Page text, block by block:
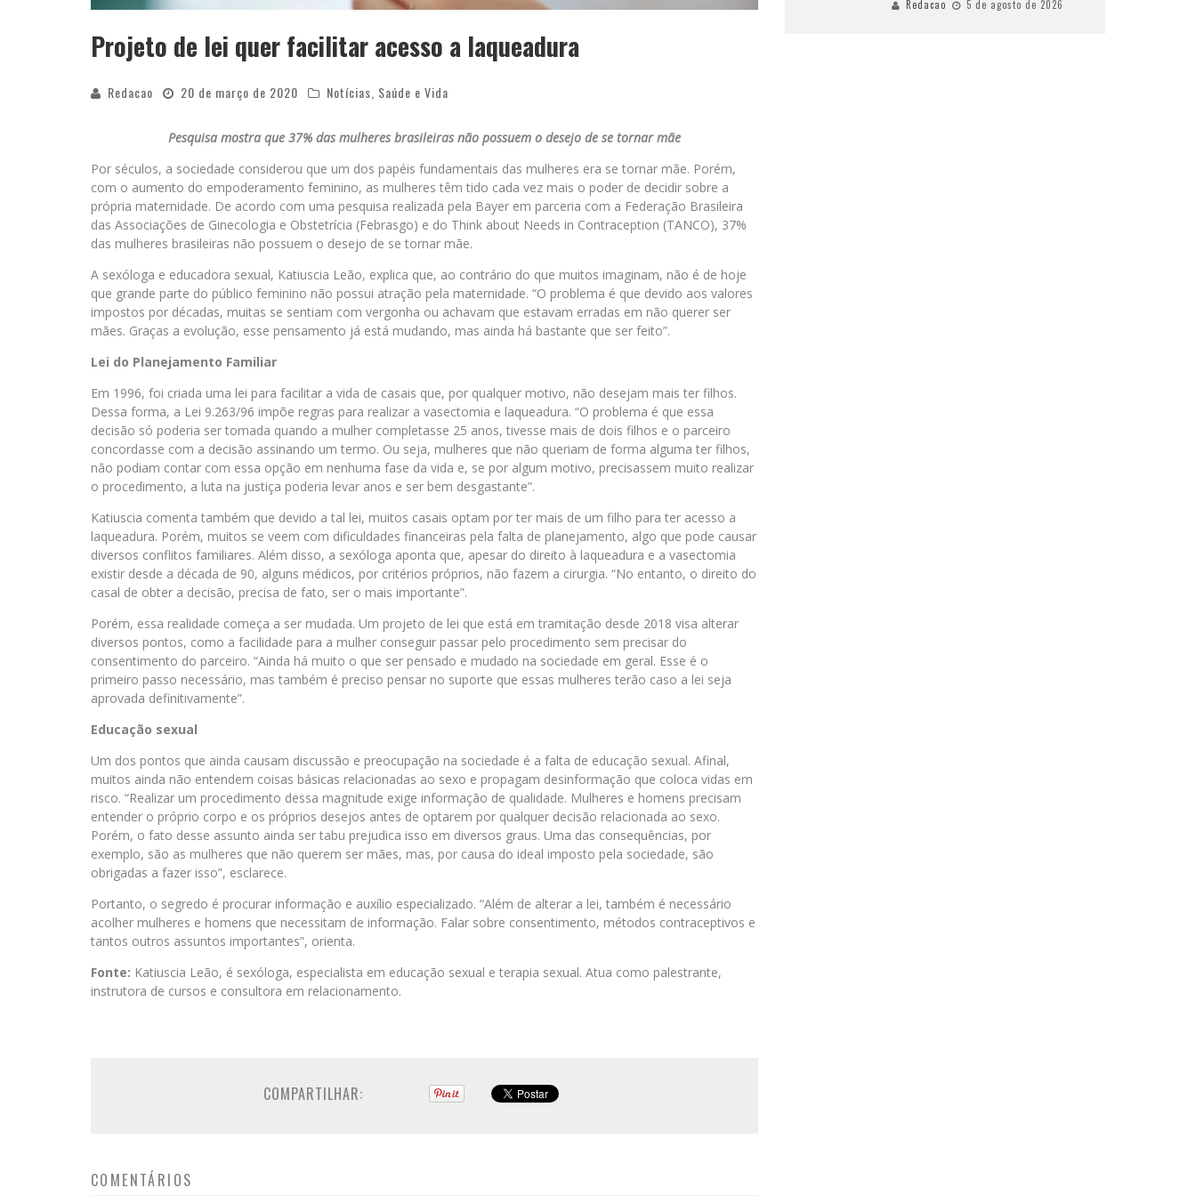
Projeto de lei quer facilitar acesso a laqueadura
Redacao 20 de março de 2020 Notícias Saúde e Vida
Pesquisa mostra que 37% das mulheres brasileiras não possuem o desejo de se tornar mãe
Por séculos, a sociedade considerou que um dos papéis fundamentais das mulheres era se tornar mãe. Porém,
com o aumento do empoderamento feminino, as mulheres têm tido cada vez mais o poder de decidir sobre a
própria maternidade. De acordo com uma pesquisa realizada pela Bayer em parceria com a Federação Brasileira
das Associações de Ginecologia e Obstetrícia (Febrasgo) e do Think about Needs in Contraception (TANCO), 37%
das mulheres brasileiras não possuem o desejo de se tornar mãe.
A sexóloga e educadora sexual, Katiuscia Leão, explica que, ao contrário do que muitos imaginam, não é de hoje
que grande parte do público feminino não possui atração pela maternidade. “O problema é que devido aos valores
impostos por décadas, muitas se sentiam com vergonha ou achavam que estavam erradas em não querer ser
mães. Graças a evolução, esse pensamento já está mudando, mas ainda há bastante que ser feito”.
Lei do Planejamento Familiar
Em 1996, foi criada uma lei para facilitar a vida de casais que, por qualquer motivo, não desejam mais ter filhos.
Dessa forma, a Lei 9.263/96 impõe regras para realizar a vasectomia e laqueadura. “O problema é que essa
decisão só poderia ser tomada quando a mulher completasse 25 anos, tivesse mais de dois filhos e o parceiro
concordasse com a decisão assinando um termo. Ou seja, mulheres que não queriam de forma alguma ter filhos,
não podiam contar com essa opção em nenhuma fase da vida e, se por algum motivo, precisassem muito realizar
o procedimento, a luta na justiça poderia levar anos e ser bem desgastante”.
Katiuscia comenta também que devido a tal lei, muitos casais optam por ter mais de um filho para ter acesso a
laqueadura. Porém, muitos se veem com dificuldades financeiras pela falta de planejamento, algo que pode causar
diversos conflitos familiares. Além disso, a sexóloga aponta que, apesar do direito à laqueadura e a vasectomia
existir desde a década de 90, alguns médicos, por critérios próprios, não fazem a cirurgia. “No entanto, o direito do
casal de obter a decisão, precisa de fato, ser o mais importante”.
Porém, essa realidade começa a ser mudada. Um projeto de lei que está em tramitação desde 2018 visa alterar
diversos pontos, como a facilidade para a mulher conseguir passar pelo procedimento sem precisar do
consentimento do parceiro. “Ainda há muito o que ser pensado e mudado na sociedade em geral. Esse é o
primeiro passo necessário, mas também é preciso pensar no suporte que essas mulheres terão caso a lei seja
aprovada definitivamente”.
Educação sexual
Um dos pontos que ainda causam discussão e preocupação na sociedade é a falta de educação sexual. Afinal,
muitos ainda não entendem coisas básicas relacionadas ao sexo e propagam desinformação que coloca vidas em
risco. “Realizar um procedimento dessa magnitude exige informação de qualidade. Mulheres e homens precisam
entender o próprio corpo e os próprios desejos antes de optarem por qualquer decisão relacionada ao sexo.
Porém, o fato desse assunto ainda ser tabu prejudica isso em diversos graus. Uma das consequências, por
exemplo, são as mulheres que não querem ser mães, mas, por causa do ideal imposto pela sociedade, são
obrigadas a fazer isso”, esclarece.
Portanto, o segredo é procurar informação e auxílio especializado. “Além de alterar a lei, também é necessário
acolher mulheres e homens que necessitam de informação. Falar sobre consentimento, métodos contraceptivos e
tantos outros assuntos importantes”, orienta.
Fonte: Katiuscia Leão, é sexóloga, especialista em educação sexual e terapia sexual. Atua como palestrante,
instrutora de cursos e consultora em relacionamento.
COMPARTILHAR:
COMENTÁRIOS
Redacao 5 de agosto de 2026